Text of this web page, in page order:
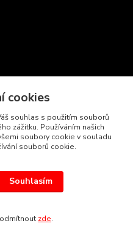
Tools.cz
cookies
souhlas s použitím souborů
zážitku. Používáním našich
soubory cookie v souladu
souborů cookie.
Souhlasím
zde.